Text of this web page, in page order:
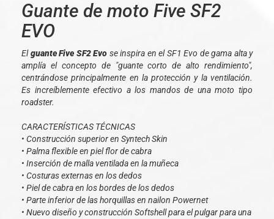
Guante de moto Five SF2
EVO
Elguante Five SF2 Evo se inspira en el SF1 Evo de gama alta y
amplía el concepto de "guante corto de alto rendimiento",
centrándose principalmente en la protección y la ventilación.
Es increíblemente efectivo a los mandos de una moto tipo
roadster.
CARACTERÍSTICAS TÉCNICAS
• Construcción superior en Syntech Skin
• Palma flexible en piel flor de cabra
• Inserción de malla ventilada en la muñeca
• Costuras externas en los dedos
• Piel de cabra en los bordes de los dedos
• Parte inferior de las horquillas en nailon Powernet
• Nuevo diseño y construcción Softshell para el pulgar para una